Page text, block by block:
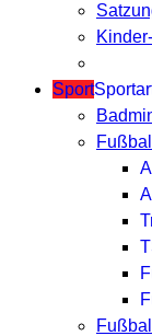
Sport
Fußball